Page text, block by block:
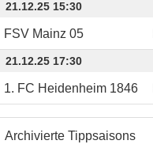
21.12.25 15:30
FSV Mainz 05
21.12.25 17:30
1. FC Heidenheim 1846
Archivierte Tippsaisons